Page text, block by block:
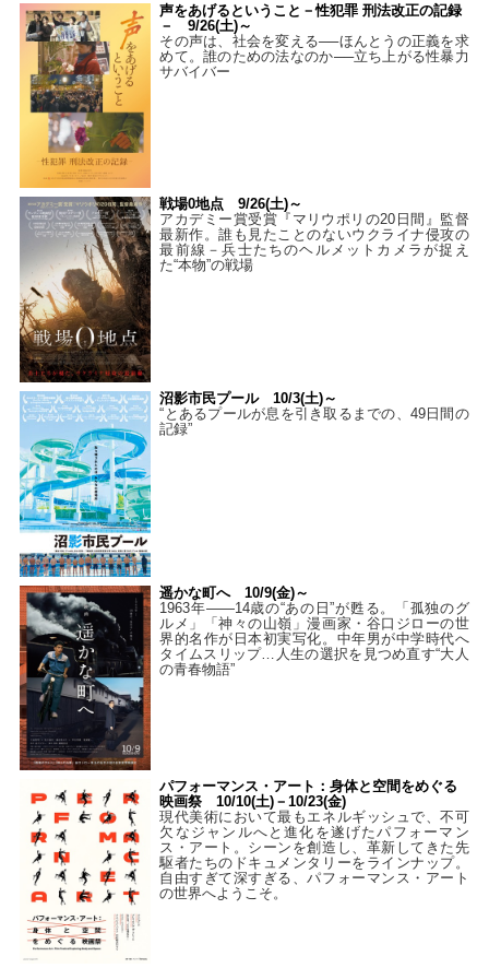
声をあげるということ－性犯罪 刑法改正の記録
－ 9/26(土)～
その声は、社会を変える──ほんとうの正義を求
めて。誰のための法なのか──立ち上がる性暴力
サバイバー
戦場0地点 9/26(土)～
アカデミー賞受賞『マリウポリの20日間』監督
最新作。誰も見たことのないウクライナ侵攻の
最前線－兵士たちのヘルメットカメラが捉え
た“本物”の戦場
沼影市民プール 10/3(土)～
“とあるプールが息を引き取るまでの、49日間の
記録”
遥かな町へ 10/9(金)～
1963年――14歳の“あの日”が甦る。「孤独のグ
ルメ」「神々の山嶺」漫画家・谷口ジローの世
界的名作が日本初実写化。中年男が中学時代へ
タイムスリップ…人生の選択を見つめ直す“大人
の青春物語”
パフォーマンス・アート：身体と空間をめぐる
映画祭 10/10(土)－10/23(金)
現代美術において最もエネルギッシュで、不可
欠なジャンルへと進化を遂げたパフォーマン
ス・アート。シーンを創造し、革新してきた先
駆者たちのドキュメンタリーをラインナップ。
自由すぎて深すぎる、パフォーマンス・アート
の世界へようこそ。